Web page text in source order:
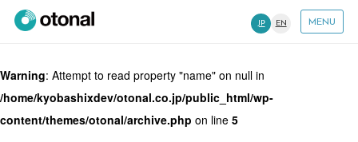
JP EN MENU
Warning: Attempt to read property "name" on null in
/home/kyobashixdev/otonal.co.jp/public_html/wp-
content/themes/otonal/archive.php on line 5